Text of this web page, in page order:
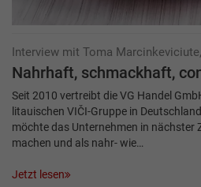
Interview mit Toma
Nahrhaft, schmackhaft,
Seit 2010 vertreibt die VG Handel
litauischen VIČI-Gruppe in
möchte das Unternehmen in nächster
machen und als nahr- wie…
Jetzt lesen